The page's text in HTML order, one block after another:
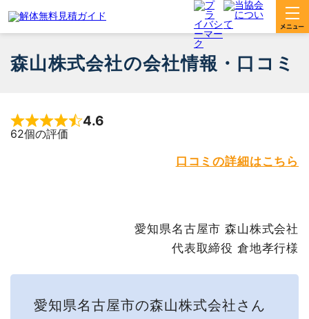
森山株式会社の会社情報・口コミ
Rated 4.6 out of 5
4.6
62個の評価
口コミの詳細はこちら
愛知県名古屋市 森山株式会社
代表取締役 倉地孝行様
愛知県名古屋市の森山株式会社さん